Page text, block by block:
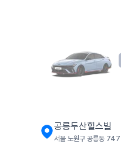
공릉두산힐스빌
서울 노원구 공릉동 747